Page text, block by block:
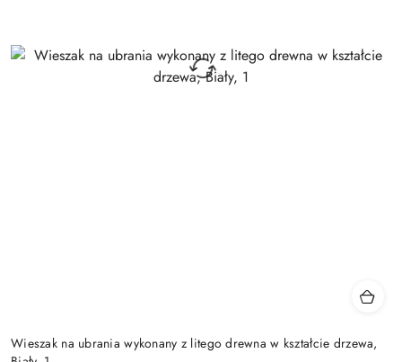
Wieszak na ubrania wykonany z litego drewna w kształcie drzewa,